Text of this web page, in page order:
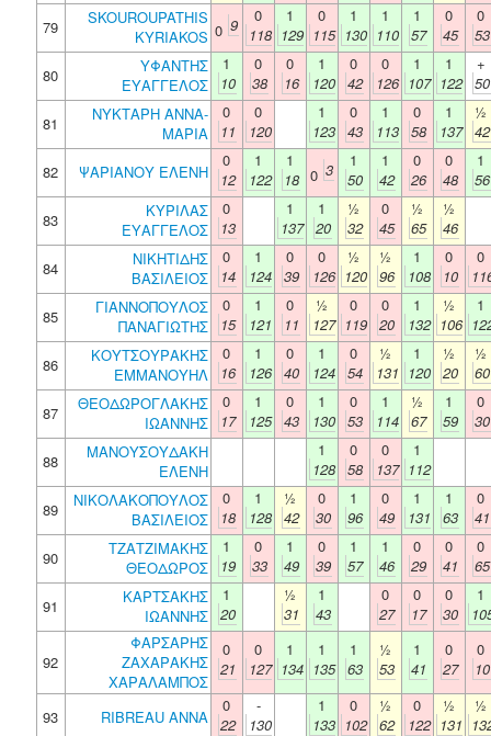
79
SKOUROUPATHIS
KYRIAKOS 0 9
0
118
1
129
0
115
1
130
1
110
1
57
0
45
0
53
80
ΥΦΑΝΤΗΣ
ΕΥΑΓΓΕΛΟΣ
1
10
0
38
0
16
1
120
0
42
0
126
1
107
1
122
+
50
81
ΝΥΚΤΑΡΗ ΑΝΝΑ-
ΜΑΡΙΑ
0
11
0
120
1
123
0
43
1
113
0
58
1
137
½
42
82
ΨΑΡΙΑΝΟΥ ΕΛΕΝΗ
0
12
1
122
1
18 0 3
1
50
1
42
0
26
0
48
1
56
83
ΚΥΡΙΛΑΣ
ΕΥΑΓΓΕΛΟΣ
0
13
1
137
1
20
½
32
0
45
½
65
½
46
84
ΝΙΚΗΤΙΔΗΣ
ΒΑΣΙΛΕΙΟΣ
0
14
1
124
0
39
0
126
½
120
½
96
1
108
0
10
0
85
ΓΙΑΝΝΟΠΟΥΛΟΣ
ΠΑΝΑΓΙΩΤΗΣ
0
15
1
121
0
11
½
127
0
119
0
20
1
132
½
106
1
86
ΚΟΥΤΣΟΥΡΑΚΗΣ
ΕΜΜΑΝΟΥΗΛ
0
16
1
126
0
40
1
124
0
54
½
131
1
120
½
20
½
60
87
ΘΕΟΔΩΡΟΓΛΑΚΗΣ
ΙΩΑΝΝΗΣ
0
17
1
125
0
43
1
130
0
53
1
114
½
67
1
59
0
30
88
ΜΑΝΟΥΣΟΥΔΑΚΗ
ΕΛΕΝΗ
1
128
0
58
0
137
1
112
89
ΝΙΚΟΛΑΚΟΠΟΥΛΟΣ
ΒΑΣΙΛΕΙΟΣ
0
18
1
128
½
42
0
30
1
96
0
49
1
131
1
63
0
41
90
ΤΖΑΤΖΙΜΑΚΗΣ
ΘΕΟΔΩΡΟΣ
1
19
0
33
1
49
0
39
1
57
1
46
0
29
0
41
0
65
91
ΚΑΡΤΣΑΚΗΣ
ΙΩΑΝΝΗΣ
1
20
½
31
1
43
0
27
0
17
0
30
1
92
ΦΑΡΣΑΡΗΣ
ΖΑΧΑΡΑΚΗΣ
ΧΑΡΑΛΑΜΠΟΣ
0
21
0
127
1
134
1
135
1
63
½
53
1
41
0
27
0
10
93 RIBREAU ANNA
0
22
-
130
1
133
0
102
½
62
0
122
½
131
½